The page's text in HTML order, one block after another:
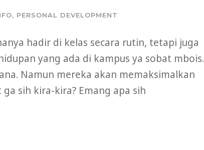
, PERSONAL DEVELOPMENT
hadir di kelas secara rutin, tetapi juga
yang ada di kampus ya sobat mbois.
Namun mereka akan memaksimalkan
sih kira-kira? Emang apa sih